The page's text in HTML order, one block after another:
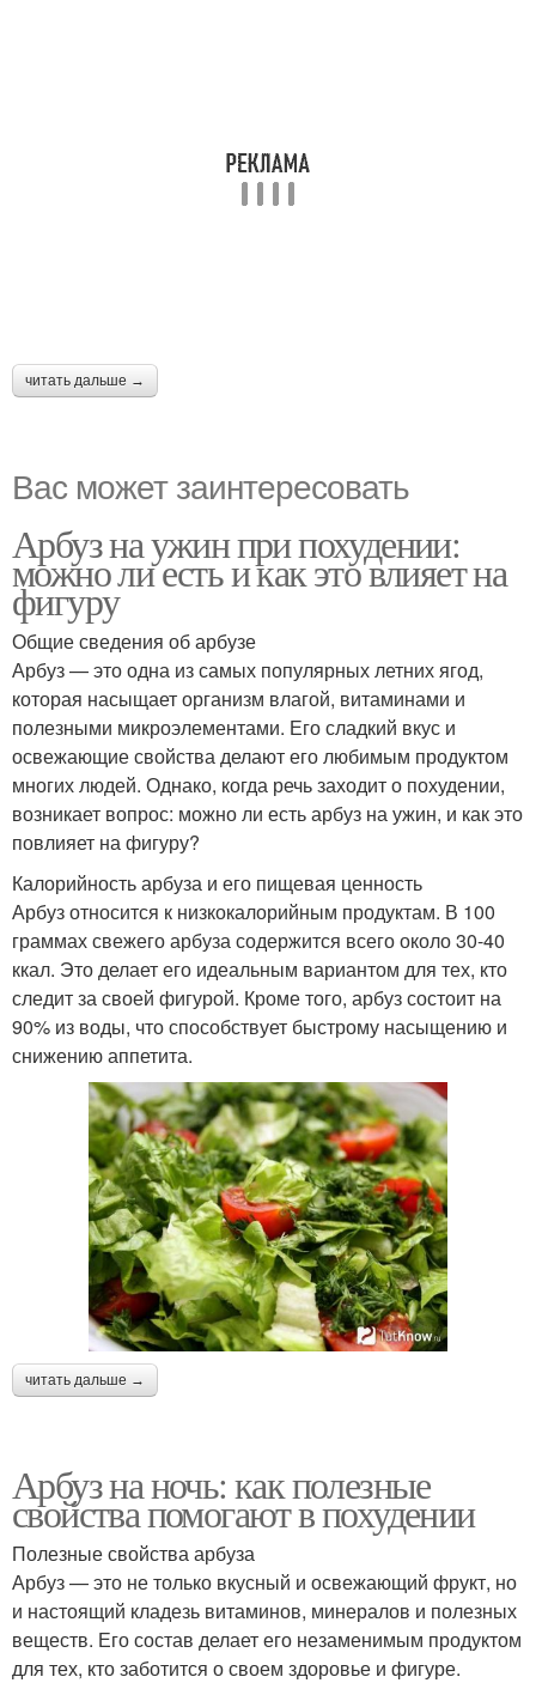
читать дальше →
Вас может заинтересовать
Арбуз на ужин при похудении:
можно ли есть и как это влияет на
фигуру
Общие сведения об арбузе
Арбуз — это одна из самых популярных летних ягод,
которая насыщает организм влагой, витаминами и
полезными микроэлементами. Его сладкий вкус и
освежающие свойства делают его любимым продуктом
многих людей. Однако, когда речь заходит о похудении,
возникает вопрос: можно ли есть арбуз на ужин, и как это
повлияет на фигуру?
Калорийность арбуза и его пищевая ценность
Арбуз относится к низкокалорийным продуктам. В 100
граммах свежего арбуза содержится всего около 30-40
ккал. Это делает его идеальным вариантом для тех, кто
следит за своей фигурой. Кроме того, арбуз состоит на
90% из воды, что способствует быстрому насыщению и
снижению аппетита.
читать дальше →
Арбуз на ночь: как полезные
свойства помогают в похудении
Полезные свойства арбуза
Арбуз — это не только вкусный и освежающий фрукт, но
и настоящий кладезь витаминов, минералов и полезных
веществ. Его состав делает его незаменимым продуктом
для тех, кто заботится о своем здоровье и фигуре.